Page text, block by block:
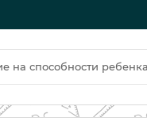
на способности ребенка